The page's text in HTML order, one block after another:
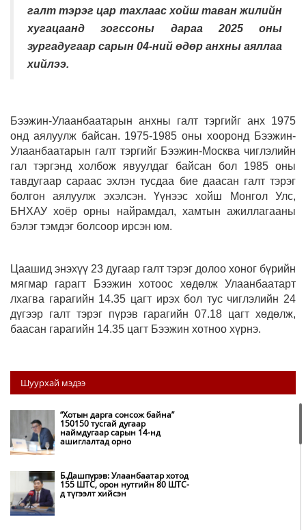
галт тэрэг цар тахлаас хойш таван жилийн
хугацаанд зогссоны дараа 2025 оны
зургадугаар сарын 04-ний өдөр анхны аяллаа
хийлээ.
Бээжин-Улаанбаатарын анхны галт тэргийг анх 1975
онд аялуулж байсан. 1975-1985 оны хооронд Бээжин-
Улаанбаатарын галт тэргийг Бээжин-Москва чиглэлийн
гал тэргэнд холбож явуулдаг байсан бол 1985 оны
тавдугаар сараас эхлэн тусдаа бие даасан галт тэрэг
болгон аялуулж эхэлсэн. Үүнээс хойш Монгол Улс,
БНХАУ хоёр орны найрамдал, хамтын ажиллагааны
бэлэг тэмдэг болсоор ирсэн юм.
Цаашид энэхүү 23 дугаар галт тэрэг долоо хоног бүрийн
мягмар гарагт Бээжин хотоос хөдөлж Улаанбаатарт
лхагва гарагийн 14.35 цагт ирэх бол тус чиглэлийн 24
дүгээр галт тэрэг пүрэв гарагийн 07.18 цагт хөдөлж,
баасан гарагийн 14.35 цагт Бээжин хотноо хүрнэ.
Шуурхай мэдээ
“Хотын дарга сонсож байна”
150150 тусгай дугаар
наймдугаар сарын 14-нд
ашиглалтад орно
Б.Дашпүрэв: Улаанбаатар хотод
155 ШТС, орон нутгийн 80 ШТС-
д түгээлт хийсэн